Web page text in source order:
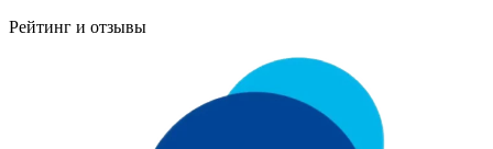
Рейтинг и отзывы